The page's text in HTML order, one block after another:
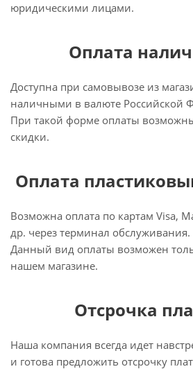
юридическими лицами.
Оплата
Доступна при самовывозе из
наличными в валюте Российской
При такой форме оплаты
скидки.
Оплата
Возможна оплата по картам Visa,
др. через терминал обслуживания.
Данный вид оплаты возможен
нашем магазине.
Отсрочка
Наша компания всегда идет
и готова предложить отсрочку